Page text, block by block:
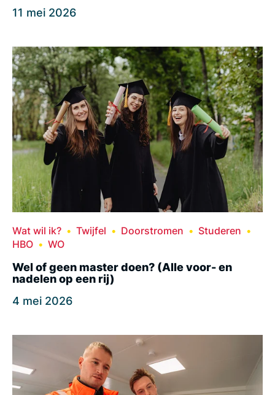
11 mei 2026
Wat wil ik? Twijfel Doorstromen
Studeren
HBO
WO
Wel of geen master doen? (Alle voor- en
nadelen op een rij)
4 mei 2026